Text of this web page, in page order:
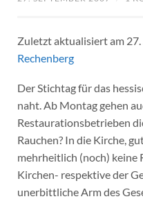
Zuletzt aktualisiert am
Rechenberg
Der Stichtag für das
naht. Ab Montag gehen
Restaurationsbetrieben
Rauchen? In die Kirche,
mehrheitlich (noch) keine
Kirchen- respektive der
unerbittliche Arm des